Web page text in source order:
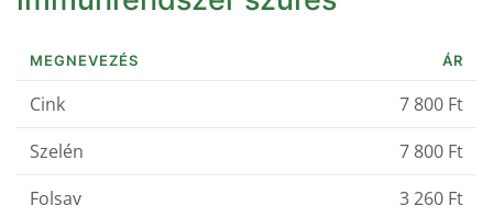
MEGNEVEZÉS ÁR
Cink
7 800 Ft
Szelén
7 800 Ft
Folsav
3 260 Ft